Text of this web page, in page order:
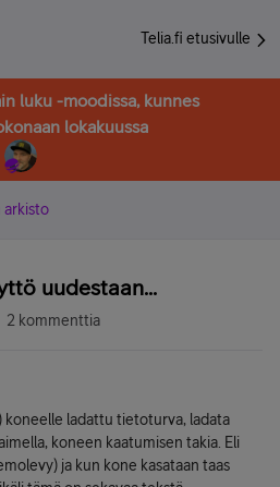
Telia.fi etusivulle
luku -moodissa, kunnes
lokakuussa
arkisto
uudestaan...
2 kommenttia
koneelle ladattu tietoturva, ladata
koneen kaatumisen takia. Eli
ja kun kone kasataan taas